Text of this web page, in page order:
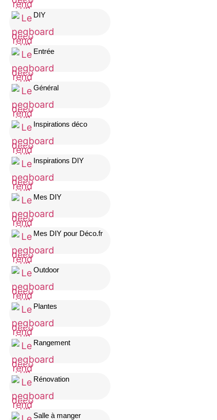
DIY
Entrée
Général
Inspirations déco
Inspirations DIY
Mes DIY
Mes DIY pour Déco.fr
Outdoor
Plantes
Rangement
Rénovation
Salle à manger